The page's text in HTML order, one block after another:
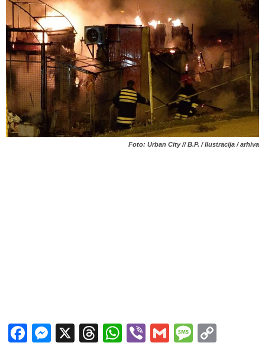
Foto: Urban City // B.P. / Ilustracija / arhiva
Facebook
Messenger
X Threads
WhatsApp
ViberGmail